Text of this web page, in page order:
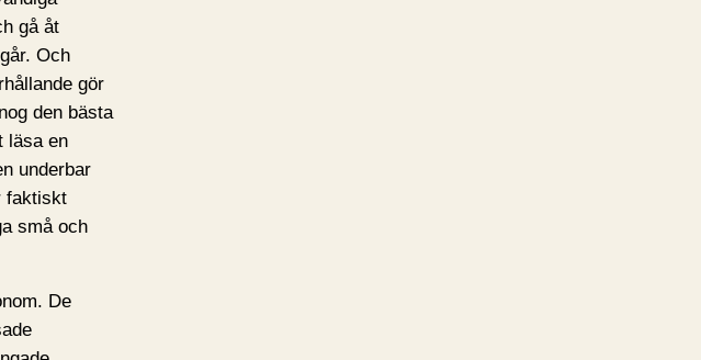
gå åt
Och
gör
den bästa
läsa en
underbar
faktiskt
små och
De